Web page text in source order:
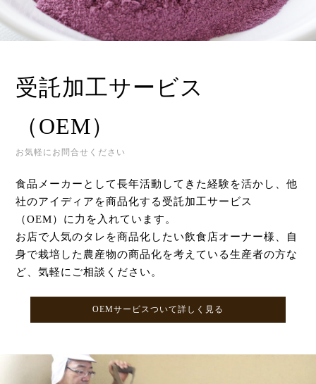
受託加工サービス
（OEM）
お気軽にお問合せください
食品メーカーとして長年活動してきた経験を活かし、他
社のアイディアを商品化する受託加工サービス
（OEM）に力を入れています。
お店で人気のタレを商品化したい飲食店オーナー様、自
身で栽培した農産物の商品化を考えている生産者の方な
ど、気軽にご相談ください。
OEMサービスついて詳しく見る